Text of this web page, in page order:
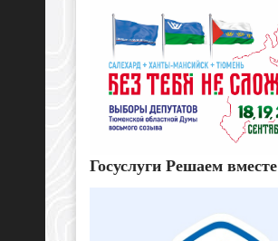
Госуслуги Решаем вместе